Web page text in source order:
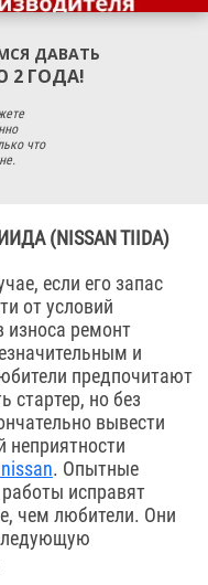
ДАВАТЬ
2 ГОДА!
что
(NISSAN TIIDA)
если его запас
от условий
износа ремонт
и
предпочитают
стартер, но без
вывести
неприятности
. Опытные
исправят
чем любители. Они